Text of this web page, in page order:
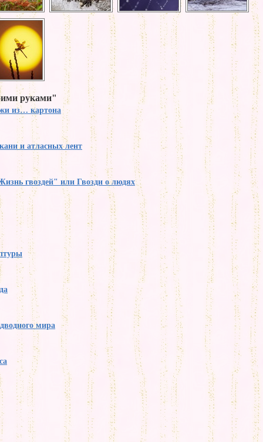
руками"
из… картона
и атласных лент
гвоздей" или Гвозди о людях
мира